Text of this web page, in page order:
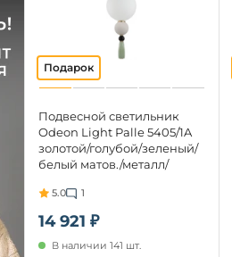
14 921 ₽
Подвесной светильник
Odeon Light Palle 5405/1A
золотой/голубой/зеленый/
белый матов./металл/
1*40W (220V, подвески, на
проводе, шар, бусы)
5.0 1
В наличии 141 шт.